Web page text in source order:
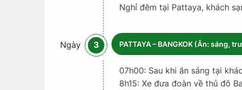
Nghỉ đêm tại Pattaya, khách
Ngày 3 PATTAYA – BANGKOK (Ăn: sáng,
07h00: Sau khi ăn sáng tại
8h15: Xe đưa đoàn về thủ đô